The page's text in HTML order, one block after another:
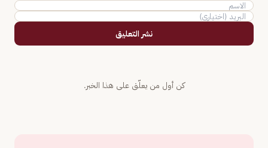
نشر التعليق
كن أول من يعلّق على هذا الخبر.